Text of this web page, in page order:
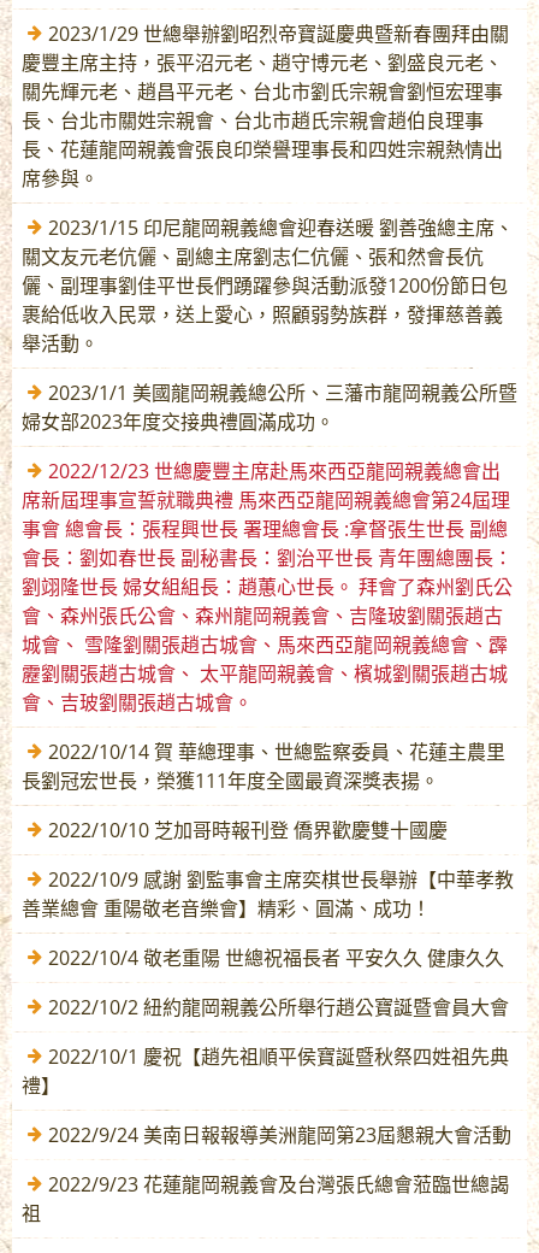
2023/1/29 世總舉辦劉昭烈帝寶誕慶典暨新春團拜由關
慶豐主席主持，張平沼元老、趙守博元老、劉盛良元老、
關先輝元老、趙昌平元老、台北市劉氏宗親會劉恒宏理事
長、台北市關姓宗親會、台北市趙氏宗親會趙伯良理事
長、花蓮龍岡親義會張良印榮譽理事長和四姓宗親熱情出
席參與。
2023/1/15 印尼龍岡親義總會迎春送暖 劉善強總主席、
關文友元老伉儷、副總主席劉志仁伉儷、張和然會長伉
儷、副理事劉佳平世長們踴躍參與活動派發1200份節日包
裹給低收入民眾，送上愛心，照顧弱勢族群，發揮慈善義
舉活動。
2023/1/1 美國龍岡親義總公所、三藩市龍岡親義公所暨
婦女部2023年度交接典禮圓滿成功。
2022/12/23 世總慶豐主席赴馬來西亞龍岡親義總會出
席新屆理事宣誓就職典禮 馬來西亞龍岡親義總會第24屆理
事會 總會長：張程興世長 署理總會長 :拿督張生世長 副總
會長：劉如春世長 副秘書長：劉治平世長 青年團總團長：
劉翊隆世長 婦女組組長：趙蕙心世長。 拜會了森州劉氏公
會、森州張氏公會、森州龍岡親義會、吉隆玻劉關張趙古
城會、 雪隆劉關張趙古城會、馬來西亞龍岡親義總會、霹
靂劉關張趙古城會、 太平龍岡親義會、檳城劉關張趙古城
會、吉玻劉關張趙古城會。
2022/10/14 賀 華總理事、世總監察委員、花蓮主農里
長劉冠宏世長，榮獲111年度全國最資深獎表揚。
2022/10/10 芝加哥時報刊登 僑界歡慶雙十國慶
2022/10/9 感謝 劉監事會主席奕棋世長舉辦【中華孝教
善業總會 重陽敬老音樂會】精彩、圓滿、成功！
2022/10/4 敬老重陽 世總祝福長者 平安久久 健康久久
2022/10/2 紐約龍岡親義公所舉行趙公寶誕暨會員大會
2022/10/1 慶祝【趙先祖順平侯寶誕暨秋祭四姓祖先典
禮】
2022/9/24 美南日報報導美洲龍岡第23屆懇親大會活動
2022/9/23 花蓮龍岡親義會及台灣張氏總會蒞臨世總謁
祖